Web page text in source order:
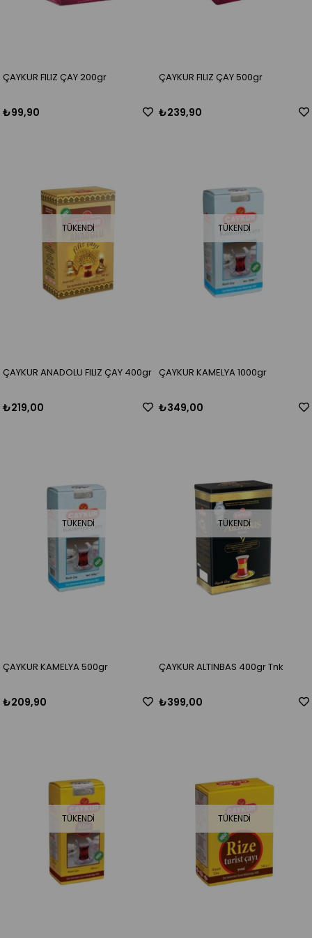
ÇAYKUR FILIZ ÇAY 200gr
₺99,90
ÇAYKUR FILIZ ÇAY 500gr
₺239,90
TÜKENDI
ÇAYKUR ANADOLU FILIZ ÇAY 400gr
₺219,00
TÜKENDI
ÇAYKUR KAMELYA 1000gr
₺349,00
TÜKENDI
ÇAYKUR KAMELYA 500gr
₺209,90
TÜKENDI
ÇAYKUR ALTINBAS 400gr Tnk
₺399,00
TÜKENDI TÜKENDI